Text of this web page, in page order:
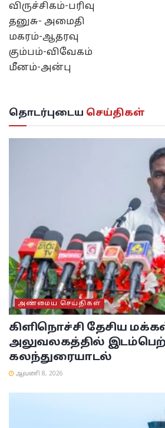
விருச்சிகம்-பரிவு
தனுசு- அமைதி
மகரம்-ஆதரவு
கும்பம்-விவேகம்
மீனம்-அன்பு
தொடர்புடைய செய்திகள்
அண்மைய செய்திகள்
கிளிநொச்சி தேசிய
அலுவலகத்தில்
கலந்துரையாடல்
ஆவணி 8, 2026